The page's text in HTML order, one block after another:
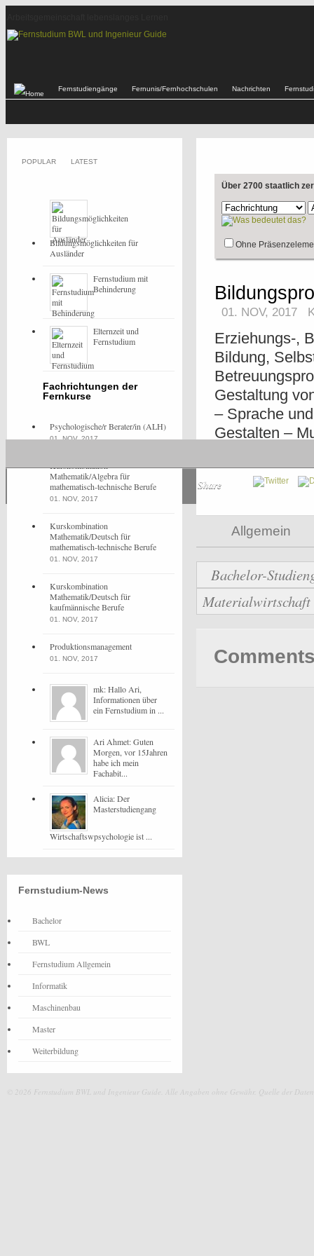
Fernstudiengänge Fernunis/Fernhochschulen Nachrichten
Über 2700 staatlich
Ohne
01. NOV, 2017
Erziehungs-,
Bildung,
Gestaltung
– Sprache
Gestalten –
Share
Allgemein
Bachelor-
POPULAR LATEST
Bildungsmöglichkeiten für
Ausländer
Fernstudium mit
Behinderung
Elternzeit und
Fernstudium
Fachrichtungen der
Fernkurse
Psychologische/r Berater/in (ALH)
01. NOV, 2017
Kurskombination
Mathematik/Algebra für
mathematisch-technische Berufe
01. NOV, 2017
Kurskombination
Mathematik/Deutsch für
mathematisch-technische Berufe
01. NOV, 2017
Kurskombination
Mathematik/Deutsch für
kaufmännische Berufe
01. NOV, 2017
Produktionsmanagement
01. NOV, 2017
mk: Hallo Ari,
Informationen über
ein Fernstudium in ...
Ari Ahmet: Guten
Morgen, vor 15Jahren
habe ich mein
Fachabit...
Alicia: Der
Masterstudiengang
Wirtschaftswpsychologie ist ...
Fernstudium-News
Bachelor
BWL
Fernstudium Allgemein
Informatik
Maschinenbau
Master
Weiterbildung
© 2026 Fernstudium BWL und Ingenieur Guide. Alle Angaben ohne Gewähr. Quelle der